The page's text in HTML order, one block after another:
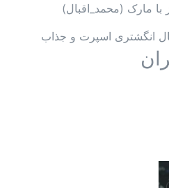
مارک (محمد_اقبال)
انگشتری اسپرت و جذاب